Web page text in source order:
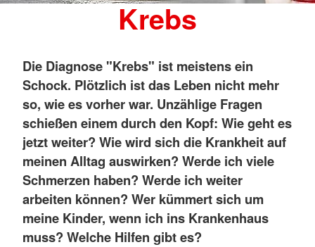
Krebs
Die Diagnose "Krebs" ist meistens ein
Schock. Plötzlich ist das Leben nicht mehr
so, wie es vorher war. Unzählige Fragen
schießen einem durch den Kopf: Wie geht es
jetzt weiter? Wie wird sich die Krankheit auf
meinen Alltag auswirken? Werde ich viele
Schmerzen haben? Werde ich weiter
arbeiten können? Wer kümmert sich um
meine Kinder, wenn ich ins Krankenhaus
muss? Welche Hilfen gibt es?